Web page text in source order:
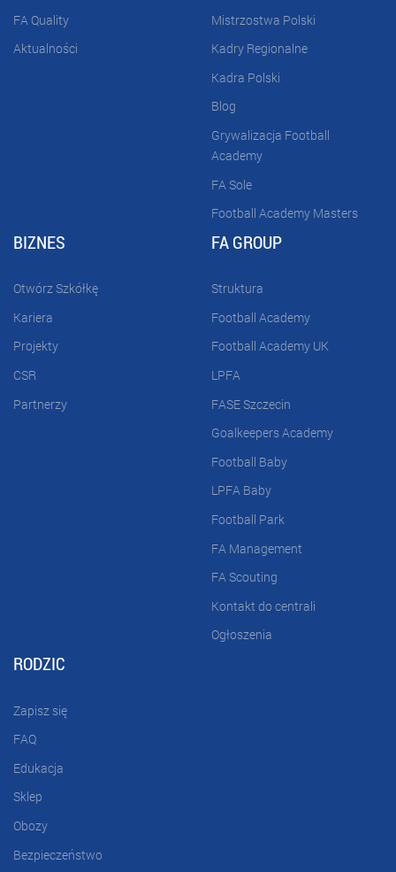
FA Quality
Aktualności
Mistrzostwa Polski
Kadry Regionalne
Kadra Polski
Blog
Grywalizacja Football
Academy
FA Sole
Football Academy Masters
BIZNES
Otwórz Szkółkę
Kariera
Projekty
CSR
Partnerzy
FA GROUP
Struktura
Football Academy
Football Academy UK
LPFA
FASE Szczecin
Goalkeepers Academy
Football Baby
LPFA Baby
Football Park
FA Management
FA Scouting
Kontakt do centrali
Ogłoszenia
RODZIC
Zapisz się
FAQ
Edukacja
Sklep
Obozy
Bezpieczeństwo